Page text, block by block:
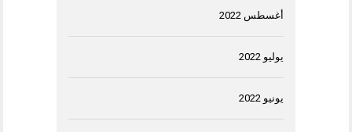
أغسطس 2022
يوليو 2022
يونيو 2022